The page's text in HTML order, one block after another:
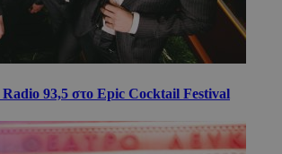
Radio 93,5 στο Epic Cocktail Festival